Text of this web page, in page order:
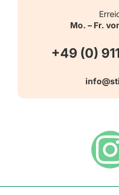
Warn-, Gebots-,
Hinweisaufkleber
Versandarten
Widerrufsbelehrung
Mo. – Fr.
+49 (0)